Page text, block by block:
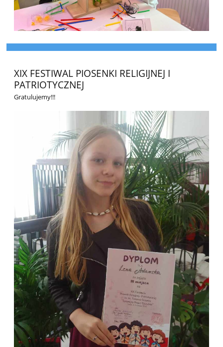
XIX FESTIWAL PIOSENKI RELIGIJNEJ I
PATRIOTYCZNEJ
Gratulujemy!!!